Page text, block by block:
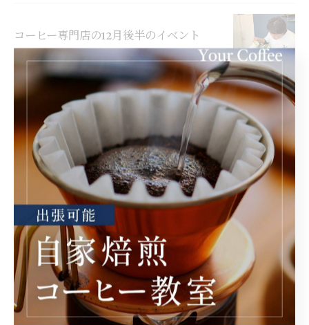
コーヒー専門店の12月後半のイベント
2025/12/16
カテゴリー Categories
全てのカテゴリー
コーヒー豆販売
コーヒー教室
サブスク
卸